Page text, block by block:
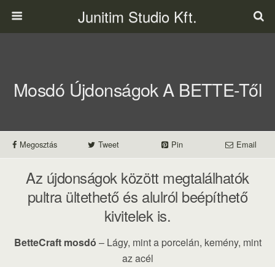
Junitim Studio Kft.
Mosdó Újdonságok A BETTE-Től
Megosztás Tweet Pin Email
Az újdonságok között megtalálhatók
pultra ültethető és alulról beépíthető
kivitelek is.
BetteCraft mosdó – Lágy, mint a porcelán, kemény, mint
az acél